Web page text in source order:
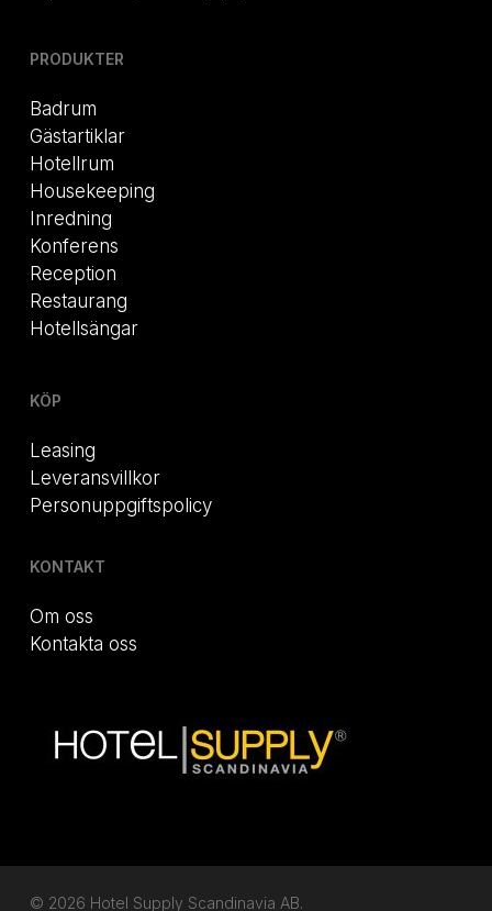
PRODUKTER
Badrum
Gästartiklar
Hotellrum
Housekeeping
Inredning
Konferens
Reception
Restaurang
Hotellsängar
KÖP
Leasing
Leveransvillkor
Personuppgiftspolicy
KONTAKT
Om oss
Kontakta oss
© 2026 Hotel Supply Scandinavia AB.